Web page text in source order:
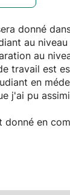
donné
au
au
travail est
en
j'ai pu
donné en
évaluer
en faisant
l'étudiant
finirons par